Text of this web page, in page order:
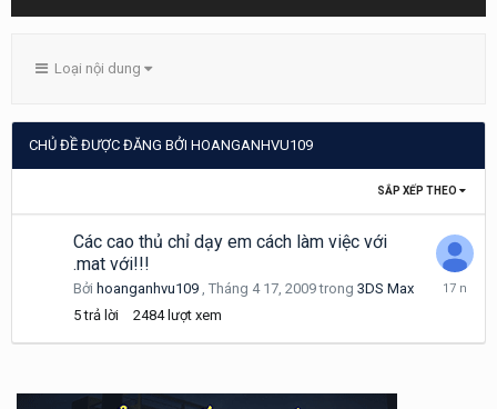
Loại nội dung
CHỦ ĐỀ ĐƯỢC ĐĂNG BỞI HOANGANHVU109
SẮP XẾP THEO
Các cao thủ chỉ dạy em cách làm việc với
.mat với!!!
Bởi hoanganhvu109 , Tháng 4 17, 2009trong 3DS Max
5 trả lời 2484 lượt xem
Tháng
2009